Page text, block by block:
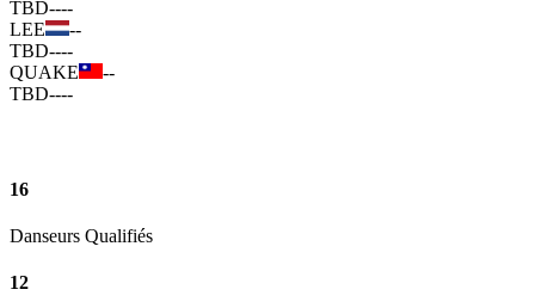
TBD----
LEE
--
TBD----
QUAKE
--
TBD----
16
Danseurs Qualifiés
12